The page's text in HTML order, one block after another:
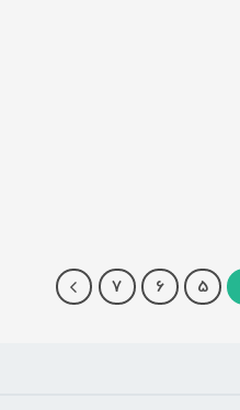
5
6
7